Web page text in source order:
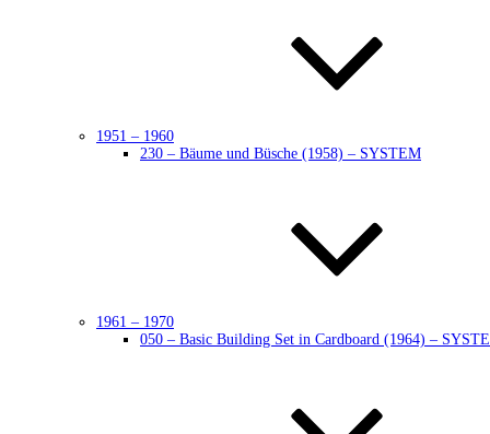
1951 – 1960
230 – Bäume und Büsche (1958) – SYSTEM
1961 – 1970
050 – Basic Building Set in Cardboard (1964) –